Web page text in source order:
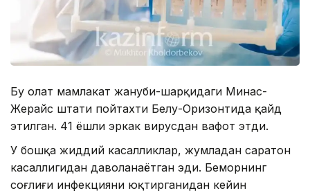
Бу ҳолат мамлакат жануби-шарқидаги Минас-
Жерайс штати пойтахти Белу-Оризонтида қайд
этилган. 41 ёшли эркак вирусдан вафот этди.
У бошқа жиддий касалликлар, жумладан саратон
касаллигидан даволанаётган эди. Беморнинг
соғлиғи инфекцияни юқтирганидан кейин